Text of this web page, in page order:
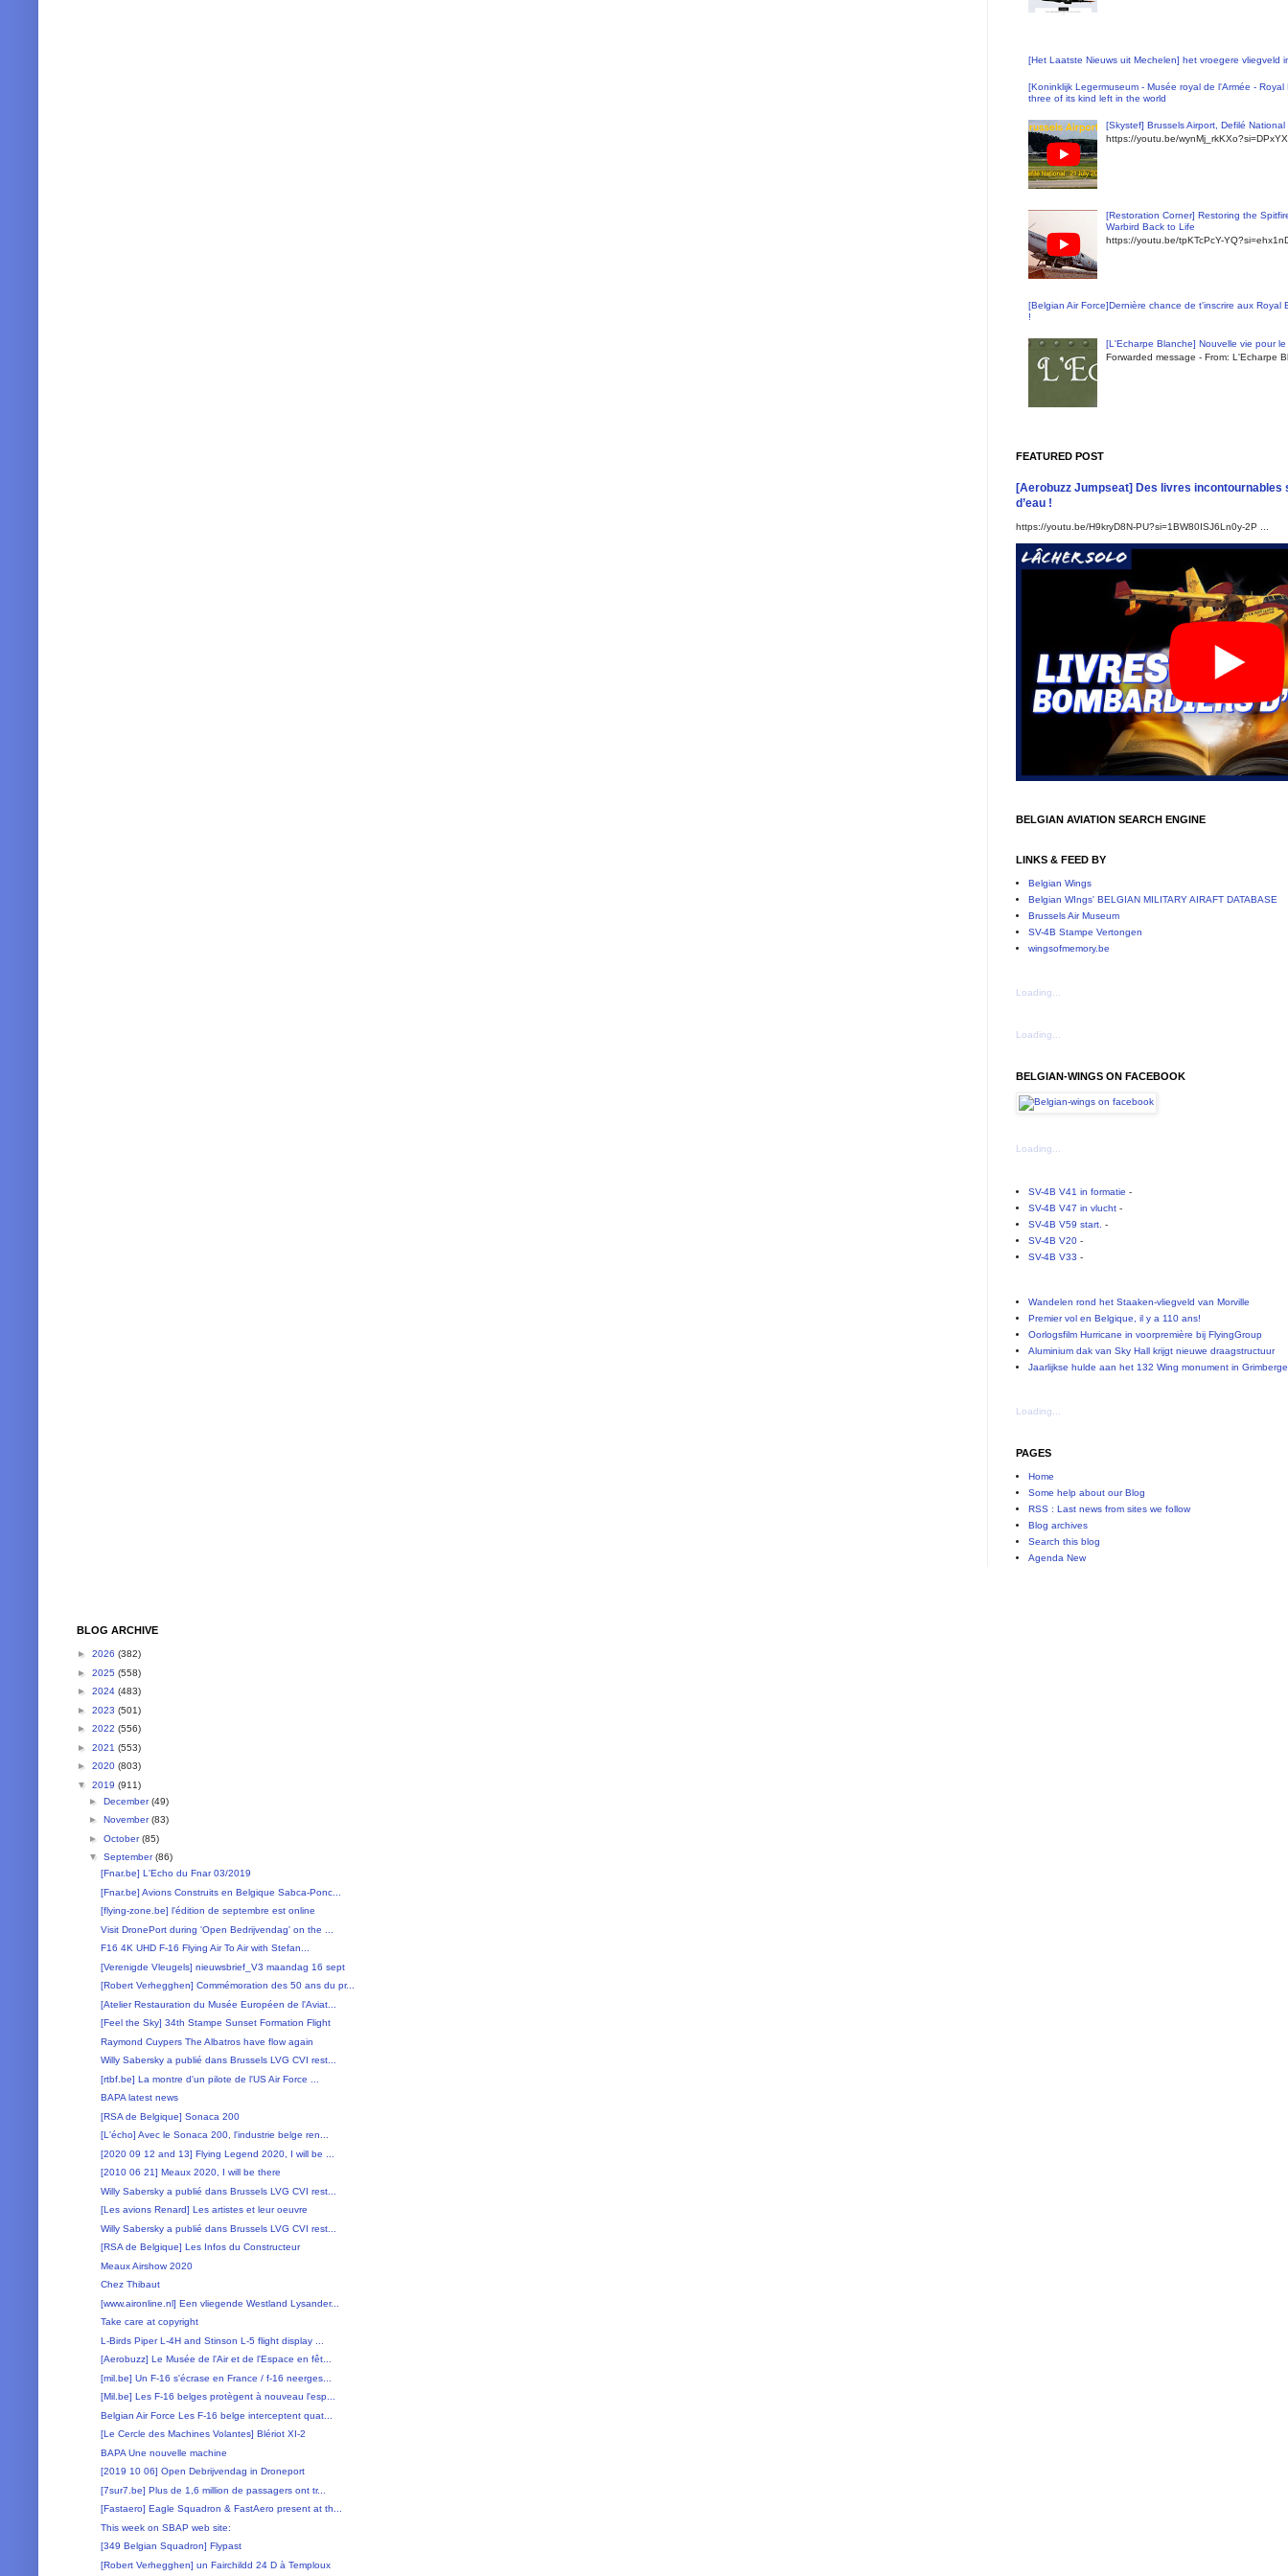
[Het Laatste Nieuws uit Mechelen] het vroegere vliegveld
[Koninklijk Legermuseum - Musée royal de l'Armée -
three of its kind left in the world
[Skystef] Brussels Airport, Defilé
https://youtu.be/
[Restoration Corner] Restoring the
Warbird Back to Life
https://youtu.be/tpKTcPcY-
[Belgian Air Force]Dernière chance de t'inscrire aux Royal
!
[L'Echarpe Blanche] Nouvelle vie pour
Forwarded message - From: L'Echarpe
FEATURED POST
[Aerobuzz Jumpseat] Des livres incontournables
d’eau !
https://youtu.be/H9kryD8N-PU?si=1BW80ISJ6Ln0y-2P ...
BELGIAN AVIATION SEARCH ENGINE
LINKS & FEED BY
Belgian Wings
Belgian WIngs' BELGIAN MILITARY AIRAFT DATABASE
Brussels Air Museum
SV-4B Stampe Vertongen
wingsofmemory.be
Loading...
Loading...
BELGIAN-WINGS ON FACEBOOK
Loading...
SV-4B V41 in formatie -
SV-4B V47 in vlucht-
SV-4B V59 start. -
SV-4B V20-
SV-4B V33 -
Wandelen rond het Staaken-vliegveld van Morville
Premier vol en Belgique, il y a 110 ans!
Oorlogsfilm Hurricane in voorpremière bij FlyingGroup
Aluminium dak van Sky Hall krijgt nieuwe draagstructuur
Jaarlijkse hulde aan het 132 Wing monument in
Loading...
PAGES
Home
Some help about our Blog
RSS : Last news from sites we follow
Blog archives
Search this blog
Agenda New
BLOG ARCHIVE
► 2026 (382)
► 2025 (558)
► 2024 (483)
► 2023 (501)
► 2022 (556)
► 2021 (553)
► 2020 (803)
▼ 2019 (911)
► December(49)
► November(83)
► October(85)
▼ September(86)
[Fnar.be] L'Echo du Fnar 03/2019
[Fnar.be] Avions Construits en Belgique Sabca-Ponc...
[flying-zone.be] l'édition de septembre est online
Visit DronePort during 'Open Bedrijvendag' on the ...
F16 4K UHD F-16 Flying Air To Air with Stefan...
[Verenigde Vleugels] nieuwsbrief_V3 maandag 16 sept
[Robert Verhegghen] Commémoration des 50 ans du pr...
[Atelier Restauration du Musée Européen de l'Aviat...
[Feel the Sky] 34th Stampe Sunset Formation Flight
Raymond Cuypers The Albatros have flow again
Willy Sabersky a publié dans Brussels LVG CVI rest...
[rtbf.be] La montre d'un pilote de l'US Air Force ...
BAPA latest news
[RSA de Belgique] Sonaca 200
[L'écho] Avec le Sonaca 200, l'industrie belge ren...
[2020 09 12 and 13] Flying Legend 2020, I will be ...
[2010 06 21] Meaux 2020, I will be there
Willy Sabersky a publié dans Brussels LVG CVI rest...
[Les avions Renard] Les artistes et leur oeuvre
Willy Sabersky a publié dans Brussels LVG CVI rest...
[RSA de Belgique] Les Infos du Constructeur
Meaux Airshow 2020
Chez Thibaut
[www.aironline.nl] Een vliegende Westland Lysander...
Take care at copyright
L-Birds Piper L-4H and Stinson L-5 flight display ...
[Aerobuzz] Le Musée de l'Air et de l'Espace en fêt...
[mil.be] Un F-16 s'écrase en France / f-16 neerges...
[Mil.be] Les F-16 belges protègent à nouveau l'esp...
Belgian Air Force Les F-16 belge interceptent quat...
[Le Cercle des Machines Volantes] Blériot XI-2
BAPA Une nouvelle machine
[2019 10 06] Open Debrijvendag in Droneport
[7sur7.be] Plus de 1,6 million de passagers ont tr...
[Fastaero] Eagle Squadron & FastAero present at th...
This week on SBAP web site:
[349 Belgian Squadron] Flypast
[Robert Verhegghen] un Fairchildd 24 D à Temploux